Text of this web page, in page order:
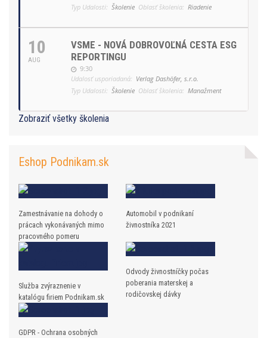
Typ Udalosti: Školenie Oblasť školenia: Riadenie
10
AUG
VSME - NOVÁ DOBROVOĽNÁ CESTA ESG
REPORTINGU
9:30
Udalosť usporiadaná: Verlag Dashöfer, s.r.o.
Typ Udalosti: Školenie Oblasť školenia: Manažment
Zobraziť všetky školenia
Eshop Podnikam.sk
Zamestnávanie na dohody o
prácach vykonávaných mimo
pracovného pomeru
Automobil v podnikaní
živnostníka 2021
Služba zvýraznenie v
katalógu firiem Podnikam.sk
Odvody živnostníčky počas
poberania materskej a
rodičovskej dávky
GDPR - Ochrana osobných